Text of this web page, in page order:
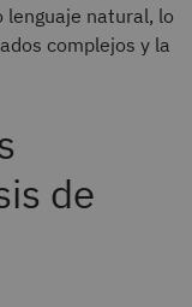
natural, lo
complejos y la
de